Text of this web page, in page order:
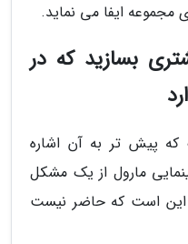
مجموعه ایفا می نماید.
بسازید که در
که پیش تر به آن اشاره
مارول از یک مشکل
این است که حاضر نیست